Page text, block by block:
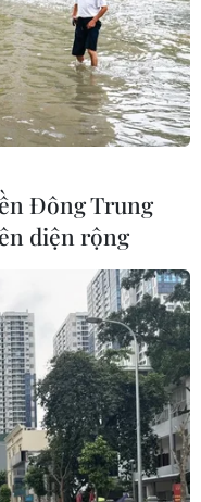
Đông Trung
diện rộng